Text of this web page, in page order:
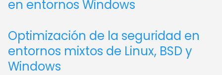
en entornos Windows
Optimización de la seguridad en
entornos mixtos de Linux, BSD y
Windows